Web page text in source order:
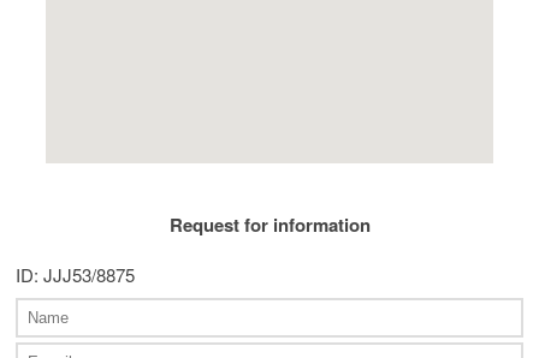
Request for information
ID: JJJ53/8875